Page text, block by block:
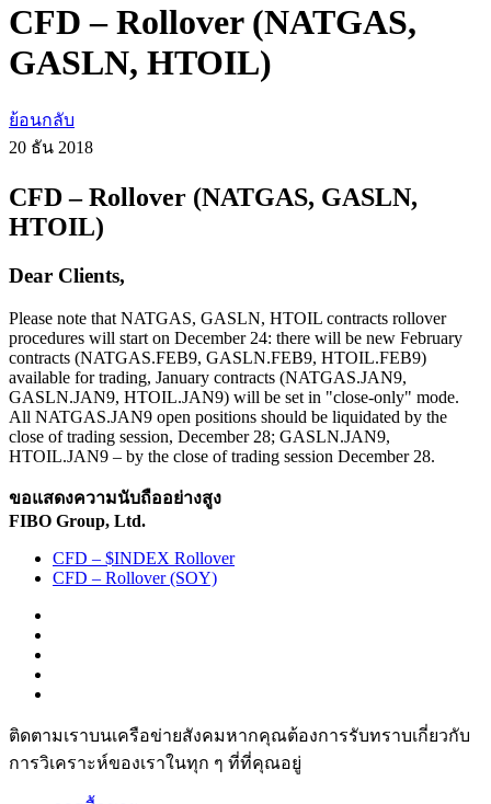
CFD – Rollover (NATGAS,
GASLN, HTOIL)
ย้อนกลับ
20 ธัน 2018
CFD – Rollover (NATGAS, GASLN,
HTOIL)
Dear Clients,
Please note that NATGAS, GASLN, HTOIL contracts rollover
procedures will start on December 24: there will be new February
contracts (NATGAS.FEB9, GASLN.FEB9, HTOIL.FEB9)
available for trading, January contracts (NATGAS.JAN9,
GASLN.JAN9, HTOIL.JAN9) will be set in "close-only" mode.
All NATGAS.JAN9 open positions should be liquidated by the
close of trading session, December 28; GASLN.JAN9,
HTOIL.JAN9 – by the close of trading session December 28.
ขอแสดงความนับถืออย่างสูง
FIBO Group, Ltd.
CFD – $INDEX Rollover
CFD – Rollover (SOY)
ติดตามเราบนเครือข่ายสังคมหากคุณต้องการรับทราบเกี่ยวกับ
การวิเ­คราะห์ของเราในทุก ๆ ที่ที่คุณอยู่